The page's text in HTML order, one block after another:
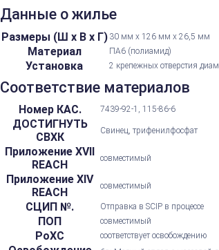
Данные о жилье
Размеры (Ш х В х Г) 30 мм х 126 мм х 26,5 мм
Материал ПА6 (полиамид)
Установка 2 крепежных отверстия
Соответствие материалов
Номер КАС. 7439-92-1, 115-86-6
ДОСТИГНУТЬ
СВХК
Свинец, трифенилфосфат
Приложение XVII
REACH
совместимый
Приложение XIV
REACH
совместимый
СЦИП №. Отправка в SCIP в процессе
ПОП совместимый
РоХС соответствует освобождению